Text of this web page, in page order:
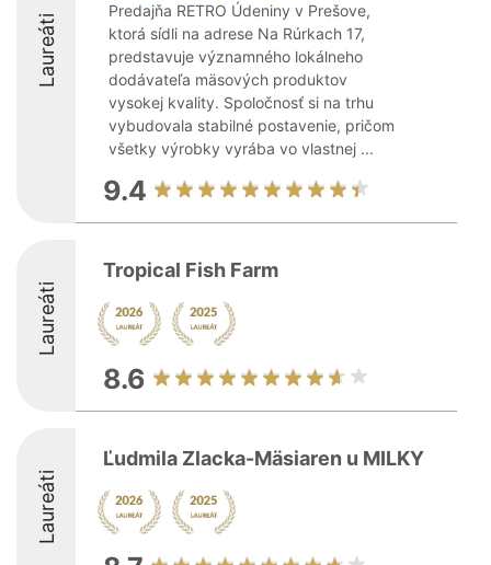
Laureáti
Predajňa RETRO Údeniny v Prešove,
ktorá sídli na adrese Na Rúrkach 17,
predstavuje významného lokálneho
dodávateľa mäsových produktov
vysokej kvality. Spoločnosť si na trhu
vybudovala stabilné postavenie, pričom
všetky výrobky vyrába vo vlastnej ...
9.4
Laureáti
Tropical Fish Farm
8.6
Laureáti
Ľudmila Zlacka-Mäsiaren u MILKY